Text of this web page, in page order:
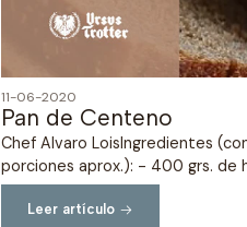
11-06-2020
Pan de Centeno
Chef Alvaro LoisIngredientes
porciones aprox.): - 400 grs. de
Leer artículo